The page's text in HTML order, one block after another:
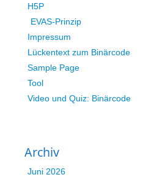
H5P
EVAS-Prinzip
Impressum
Lückentext zum Binärcode
Sample Page
Tool
Video und Quiz: Binärcode
Archiv
Juni 2026